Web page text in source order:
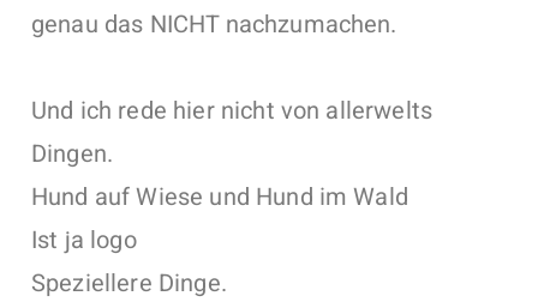
genau das NICHT nachzumachen.
Und ich rede hier nicht von allerwelts
Dingen.
Hund auf Wiese und Hund im Wald
Ist ja logo
Speziellere Dinge.